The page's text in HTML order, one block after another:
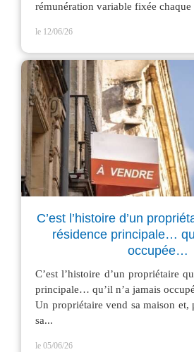
rémunération variable fixée chaque
le 12/06/26
C’est l’histoire d’un
résidence principale…
occupée…
C’est l’histoire d’un propriétaire
principale… qu’il n’a jamais
Un propriétaire vend sa maison et,
sa...
le 05/06/26